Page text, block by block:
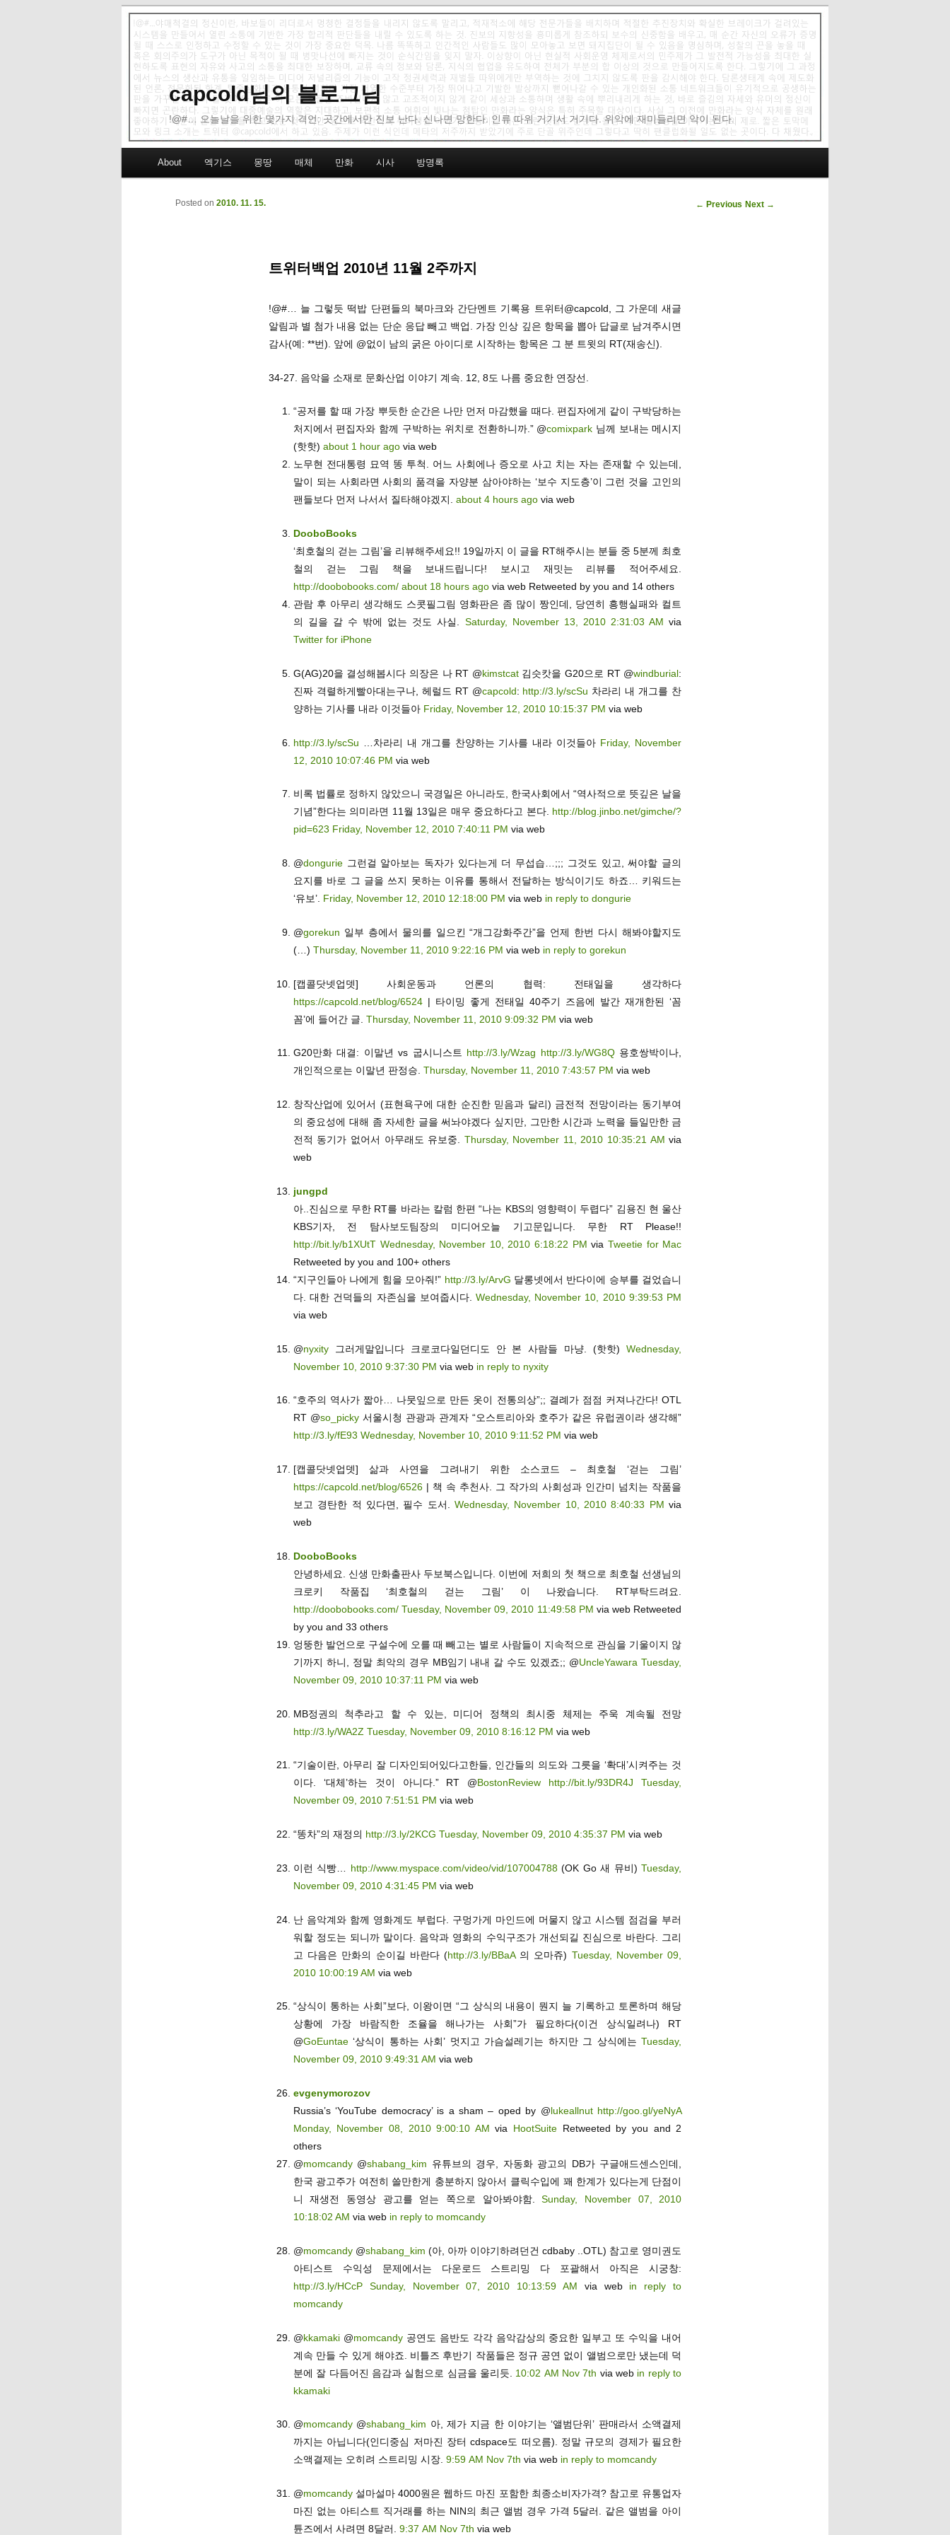
capcold님의 블로그님
!@#… 오늘날을 위한 몇가지 격언: 곳간에서만 진보 난다. 신나면 망한다. 인류 따위 거기서 거기다. 위악에 재미들리면 악이 된다.
Skip to primary content
Skip to secondary content
About 엑기스 몽땅 매체 만화 시사 방명록
Post navigation
← Previous Next →
트위터백업 2010년 11월 2주까지
Posted on 2010. 11. 15.
!@#… 늘 그렇듯 떡밥 단편들의 북마크와 간단멘트 기록용 트위터@capcold, 그 가운데 새글
알림과 별 첨가 내용 없는 단순 응답 빼고 백업. 가장 인상 깊은 항목을 뽑아 답글로 남겨주시면
감사(예: **번). 앞에 @없이 남의 굵은 아이디로 시작하는 항목은 그 분 트윗의 RT(재송신).
34-27. 음악을 소재로 문화산업 이야기 계속. 12, 8도 나름 중요한 연장선.
“공저를 할 때 가장 뿌듯한 순간은 나만 먼저 마감했을 때다. 편집자에게 같이 구박당하는
처지에서 편집자와 함께 구박하는 위치로 전환하니까.” @comixpark 님께 보내는 메시지
(핫핫) about 1 hour agovia web
노무현 전대통령 묘역 똥 투척. 어느 사회에나 증오로 사고 치는 자는 존재할 수 있는데,
말이 되는 사회라면 사회의 품격을 자양분 삼아야하는 ‘보수 지도층’이 그런 것을 고인의
팬들보다 먼저 나서서 질타해야겠지. about 4 hours agovia web
DooboBooks
‘최호철의 걷는 그림’을 리뷰해주세요!! 19일까지 이 글을 RT해주시는 분들 중 5분께 최호
철의 걷는 그림 책을 보내드립니다! 보시고 재밋는 리뷰를 적어주세요.
http://doobobooks.com/ about 18 hours agovia web Retweeted by you and 14 others
관람 후 아무리 생각해도 스콧필그림 영화판은 좀 많이 짱인데, 당연히 흥행실패와 컬트
의 길을 갈 수 밖에 없는 것도 사실. Saturday, November 13, 2010 2:31:03 AM via
Twitter for iPhone
G(AG)20을 결성해봅시다 의장은 나 RT @kimstcat김슷캇을 G20으로 RT @windburial:
진짜 격렬하게빨아대는구나, 헤럴드 RT @capcold: http://3.ly/scSu 차라리 내 개그를 찬
양하는 기사를 내라 이것들아 Friday, November 12, 2010 10:15:37 PM via web
http://3.ly/scSu …차라리 내 개그를 찬양하는 기사를 내라 이것들아 Friday, November
12, 2010 10:07:46 PM via web
비록 법률로 정하지 않았으니 국경일은 아니라도, 한국사회에서 “역사적으로 뜻깊은 날을
기념”한다는 의미라면 11월 13일은 매우 중요하다고 본다. http://blog.jinbo.net/gimche/?
pid=623 Friday, November 12, 2010 7:40:11 PM via web
@dongurie그런걸 알아보는 독자가 있다는게 더 무섭습…;;; 그것도 있고, 써야할 글의
요지를 바로 그 글을 쓰지 못하는 이유를 통해서 전달하는 방식이기도 하죠… 키워드는
‘유보’. Friday, November 12, 2010 12:18:00 PM via web in reply to dongurie
@gorekun 일부 층에서 물의를 일으킨 “개그강화주간”을 언제 한번 다시 해봐야할지도
(…) Thursday, November 11, 2010 9:22:16 PM via web in reply to gorekun
[캡콜닷넷업뎃] 사회운동과 언론의 협력: 전태일을 생각하다
https://capcold.net/blog/6524| 타이밍 좋게 전태일 40주기 즈음에 발간 재개한된 ‘꼼
꼼’에 들어간 글. Thursday, November 11, 2010 9:09:32 PM via web
G20만화 대결: 이말년 vs 굽시니스트 http://3.ly/Wzag http://3.ly/WG8Q용호쌍박이나,
개인적으로는 이말년 판정승. Thursday, November 11, 2010 7:43:57 PM via web
창작산업에 있어서 (표현욕구에 대한 순진한 믿음과 달리) 금전적 전망이라는 동기부여
의 중요성에 대해 좀 자세한 글을 써놔야겠다 싶지만, 그만한 시간과 노력을 들일만한 금
전적 동기가 없어서 아무래도 유보중. Thursday, November 11, 2010 10:35:21 AM via
web
jungpd
아..진심으로 무한 RT를 바라는 칼럼 한편 “나는 KBS의 영향력이 두렵다” 김용진 현 울산
KBS기자, 전 탐사보도팀장의 미디어오늘 기고문입니다. 무한 RT Please!!
http://bit.ly/b1XUtT Wednesday, November 10, 2010 6:18:22 PM via Tweetie for Mac
Retweeted by you and 100+ others
“지구인들아 나에게 힘을 모아줘!” http://3.ly/ArvG 달롱넷에서 반다이에 승부를 걸었습니
다. 대한 건덕들의 자존심을 보여줍시다. Wednesday, November 10, 2010 9:39:53 PM
via web
@nyxity그러게말입니다 크로코다일던디도 안 본 사람들 마냥. (핫핫)Wednesday,
November 10, 2010 9:37:30 PM via web in reply to nyxity
“호주의 역사가 짧아… 나뭇잎으로 만든 옷이 전통의상”;; 결례가 점점 커져나간다! OTL
RT @so_picky서울시청 관광과 관계자 “오스트리아와 호주가 같은 유럽권이라 생각해”
http://3.ly/fE93 Wednesday, November 10, 2010 9:11:52 PM via web
[캡콜닷넷업뎃] 삶과 사연을 그려내기 위한 소스코드 – 최호철 ‘걷는 그림’
https://capcold.net/blog/6526| 책 속 추천사. 그 작가의 사회성과 인간미 넘치는 작품을
보고 경탄한 적 있다면, 필수 도서. Wednesday, November 10, 2010 8:40:33 PM via
web
DooboBooks
안녕하세요. 신생 만화출판사 두보북스입니다. 이번에 저희의 첫 책으로 최호철 선생님의
크로키 작품집 ‘최호철의 걷는 그림’ 이 나왔습니다. RT부탁드려요.
http://doobobooks.com/ Tuesday, November 09, 2010 11:49:58 PM via web Retweeted
by you and 33 others
엉뚱한 발언으로 구설수에 오를 때 빼고는 별로 사람들이 지속적으로 관심을 기울이지 않
기까지 하니, 정말 최악의 경우 MB임기 내내 갈 수도 있겠죠;; @UncleYawara Tuesday,
November 09, 2010 10:37:11 PM via web
MB정권의 척추라고 할 수 있는, 미디어 정책의 최시중 체제는 주욱 계속될 전망
http://3.ly/WA2Z Tuesday, November 09, 2010 8:16:12 PM via web
“기술이란, 아무리 잘 디자인되어있다고한들, 인간들의 의도와 그릇을 ‘확대’시켜주는 것
이다. ‘대체’하는 것이 아니다.” RT @BostonReview http://bit.ly/93DR4J
Tuesday,
November 09, 2010 7:51:51 PM via web
“똥차”의 재정의 http://3.ly/2KCG Tuesday, November 09, 2010 4:35:37 PM via web
이런 식빵… http://www.myspace.com/video/vid/107004788(OK Go 새 뮤비)Tuesday,
November 09, 2010 4:31:45 PM via web
난 음악계와 함께 영화계도 부럽다. 구멍가게 마인드에 머물지 않고 시스템 점검을 부러
워할 정도는 되니까 말이다. 음악과 영화의 수익구조가 개선되길 진심으로 바란다. 그리
고 다음은 만화의 순이길 바란다 (http://3.ly/BBaA의 오마쥬) Tuesday, November 09,
2010 10:00:19 AM via web
“상식이 통하는 사회”보다, 이왕이면 “그 상식의 내용이 뭔지 늘 기록하고 토론하며 해당
상황에 가장 바람직한 조율을 해나가는 사회”가 필요하다(이건 상식일려나) RT
@GoEuntae‘상식이 통하는 사회’ 멋지고 가슴설레기는 하지만 그 상식에는Tuesday,
November 09, 2010 9:49:31 AM via web
evgenymorozov
Russia’s ‘YouTube democracy’ is a sham – oped by @lukeallnut http://goo.gl/yeNyA
Monday, November 08, 2010 9:00:10 AM via HootSuite Retweeted by you and 2
others
@momcandy@shabang_kim 유튜브의 경우, 자동화 광고의 DB가 구글애드센스인데,
한국 광고주가 여전히 쓸만한게 충분하지 않아서 클릭수입에 꽤 한계가 있다는게 단점이
니 재생전 동영상 광고를 얻는 쪽으로 알아봐야함.Sunday, November 07, 2010
10:18:02 AM via web in reply to momcandy
@momcandy@shabang_kim (아, 아까 이야기하려던건 cdbaby ..OTL) 참고로 영미권도
아티스트 수익성 문제에서는 다운로드 스트리밍 다 포괄해서 아직은 시궁창:
http://3.ly/HCcP
Sunday, November 07, 2010 10:13:59 AM via web in reply to
momcandy
@kkamaki@momcandy공연도 음반도 각각 음악감상의 중요한 일부고 또 수익을 내어
계속 만들 수 있게 해야죠. 비틀즈 후반기 작품들은 정규 공연 없이 앨범으로만 냈는데 덕
분에 잘 다듬어진 음감과 실험으로 심금을 울리듯. 10:02 AM Nov 7th via web in reply to
kkamaki
@momcandy@shabang_kim 아, 제가 지금 한 이야기는 ‘앨범단위’ 판매라서 소액결제
까지는 아닙니다(인디중심 저마진 장터 cdspace도 떠오름). 정말 규모의 경제가 필요한
소액결제는 오히려 스트리밍 시장. 9:59 AM Nov 7th via web in reply to momcandy
@momcandy설마설마 4000원은 웹하드 마진 포함한 최종소비자가격? 참고로 유통업자
마진 없는 아티스트 직거래를 하는 NIN의 최근 앨범 경우 가격 5달러. 같은 앨범을 아이
튠즈에서 사려면 8달러. 9:37 AM Nov 7th via web